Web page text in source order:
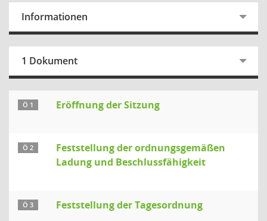
Informationen
1 Dokument
Ö 1 Eröffnung der Sitzung
Ö 2
Feststellung der ordnungsgemäßen
Ladung und Beschlussfähigkeit
Ö 3 Feststellung der Tagesordnung